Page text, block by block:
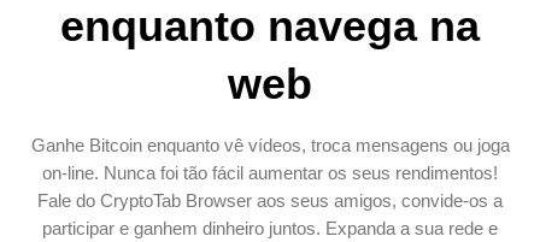
enquanto navega na
web
Ganhe Bitcoin enquanto vê vídeos, troca mensagens ou joga
on-line. Nunca foi tão fácil aumentar os seus rendimentos!
Fale do CryptoTab Browser aos seus amigos, convide-os a
participar e ganhem dinheiro juntos. Expanda a sua rede e